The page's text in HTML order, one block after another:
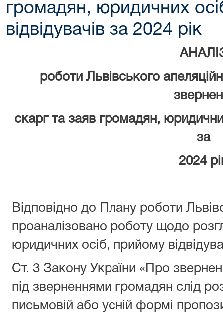
громадян, юридичних
відвідувачів за 2024 рік
роботи Львівського
скарг та заяв громадян,
за
2024
Відповідно до Плану роботи
проаналізовано роботу щодо
юридичних осіб, прийому
Ст. 3 Закону України «Про
під зверненнями громадян слід
письмовій або усній формі